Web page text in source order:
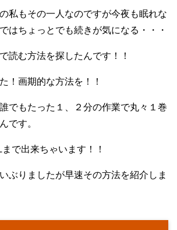
私もその一人なのですが今夜も眠れな
はちょっとでも続きが気になる・・・
読む方法を探したんです！！
！画期的な方法を！！
でもたった１、２分の作業で丸々１巻
です。
で出来ちゃいます！！
ぶりましたが早速その方法を紹介しま